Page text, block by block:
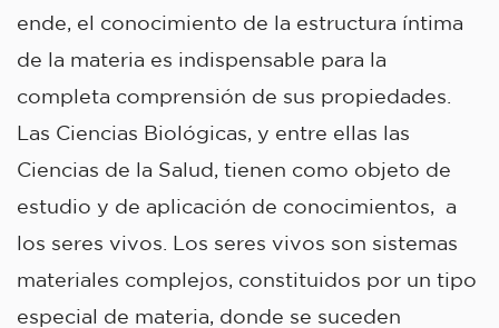
ende, el conocimiento de la estructura íntima
de la materia es indispensable para la
completa comprensión de sus propiedades.
Las Ciencias Biológicas, y entre ellas las
Ciencias de la Salud, tienen como objeto de
estudio y de aplicación de conocimientos, a
los seres vivos. Los seres vivos son sistemas
materiales complejos, constituidos por un tipo
especial de materia, donde se suceden